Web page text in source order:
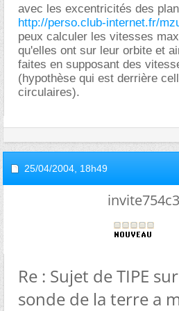
avec les excentricités des
http://perso.club-internet.fr/
peux calculer les vitesses
qu'elles ont sur leur orbite et
faites en supposant des
(hypothèse qui est derrière
circulaires).
25/04/2004, 18h49
Re : Sujet de TIPE
sonde de la terre a